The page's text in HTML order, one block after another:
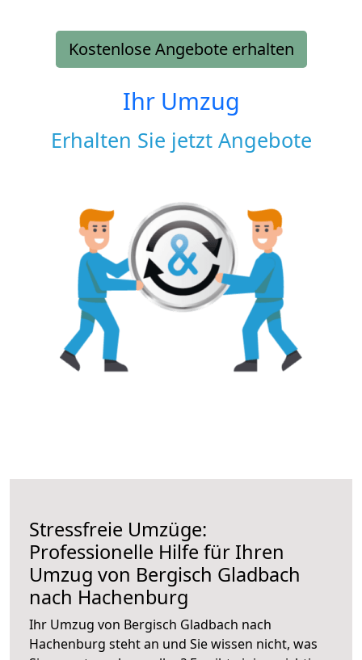
Kostenlose Angebote erhalten
Ihr Umzug
Erhalten Sie jetzt Angebote
Stressfreie Umzüge:
Professionelle Hilfe für Ihren
Umzug von Bergisch Gladbach
nach Hachenburg
Ihr Umzug von Bergisch Gladbach nach
Hachenburg steht an und Sie wissen nicht, was